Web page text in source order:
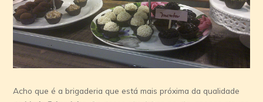
Acho que é a brigaderia que está mais próxima da qualidade